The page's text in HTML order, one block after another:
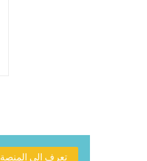
تعرف الى المنصة